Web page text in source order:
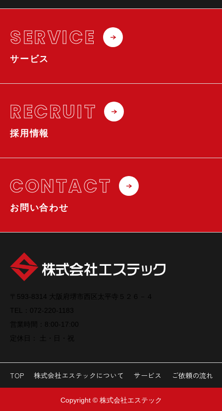
SERVICE
サービス
RECRUIT
採用情報
CONTACT
お問い合わせ
〒593-8314 大阪府堺市西区太平寺５２６－４
TEL：072-220-1183
営業時間：8:00-17:00
定休日： 土・日・祝
TOP 株式会社エステックについて サービス ご依頼の流れ
Copyright © 株式会社エステック